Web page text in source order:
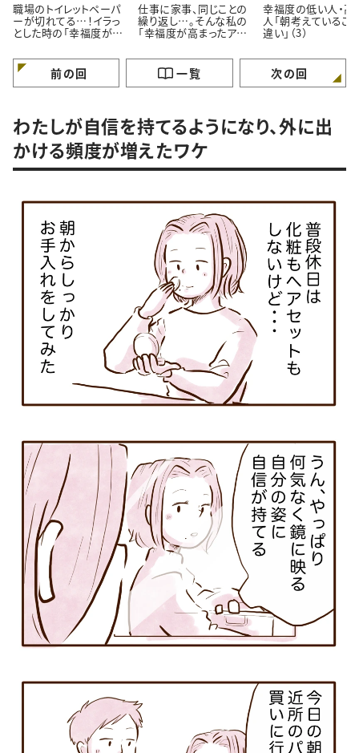
職場のトイレットペーパ
ーが切れてる…！イラっ
とした時の「幸福度が高
仕事に家事、同じことの
繰り返し…。そんな私の
「幸福度が高まったアイ
幸福度の低い人・高
人「朝考えているこ
違い」（3）
前の回 一覧 次の回
わたしが自信を持てるようになり、外に出
かける頻度が増えたワケ